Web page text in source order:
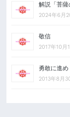
解説「菩薩
2024年6月
敬信
2017年10月
勇敢に進め
2013年8月